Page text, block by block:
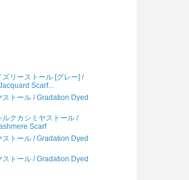
リーストール [グレー] /
Scarf...
トール / Gradation Dyed
クカシミヤストール /
Scarf
トール / Gradation Dyed
トール / Gradation Dyed